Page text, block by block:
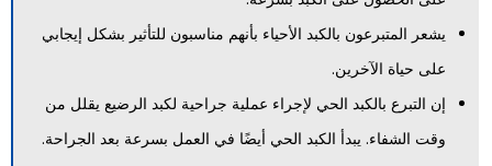
يشعر المتبرعون بالكبد الأحياء بأنهم مناسبون للتأثير بشكل إيجابي
على حياة الآخرين.
إن التبرع بالكبد الحي لإجراء عملية جراحية لكبد الرضيع يقلل من
وقت الشفاء. يبدأ الكبد الحي أيضًا في العمل بسرعة بعد الجراحة.